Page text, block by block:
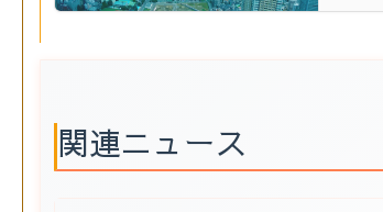
関連ニュース